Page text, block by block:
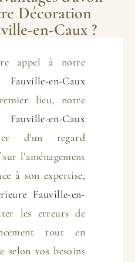
Décoration
en-Caux ?
appel à notre
en-Caux
lieu, notre
en-Caux
d’un regard
l’aménagement
à son expertise,
Fauville-en-
les erreurs de
tout en
selon vos besoins